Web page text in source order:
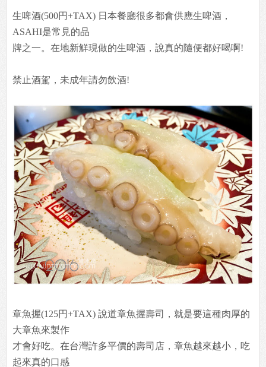
生啤酒(500円+TAX) 日本餐廳很多都會供應生啤酒，
ASAHI是常見的品
牌之一。在地新鮮現做的生啤酒，說真的隨便都好喝啊!
禁止酒駕，未成年請勿飲酒!
章魚握(125円+TAX) 說道章魚握壽司，就是要這種肉厚的
大章魚來製作
才會好吃。在台灣許多平價的壽司店，章魚越來越小，吃
起來真的口感